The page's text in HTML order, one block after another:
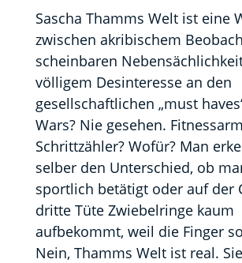
Sascha Thamms Welt ist eine
zwischen akribischem
scheinbaren
völligem Desinteresse an den
gesellschaftlichen „must
Wars? Nie gesehen.
Schrittzähler? Wofür? Man
selber den Unterschied, ob
sportlich betätigt oder auf der
dritte Tüte Zwiebelringe kaum
aufbekommt, weil die Finger
Nein, Thamms Welt ist real.